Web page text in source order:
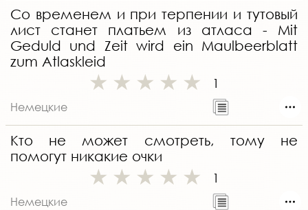
Со временем и при терпении и тутовый
лист станет платьем из атласа - Mit
Geduld und Zeit wird ein Maulbeerblatt
zum Atlaskleid
1
Немецкие
Кто не может смотреть, тому не
помогут никакие очки
1
Немецкие